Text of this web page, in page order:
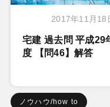
2017年11月18
宅建 過去問 平成29
度 【問46】解答
ノウハウ/how to